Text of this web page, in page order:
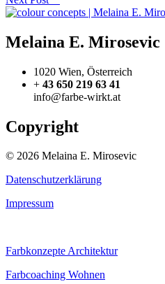
Melaina E. Mirosevic
1020 Wien, Österreich
+ 43 650 219 63 41
info@farbe-wirkt.at
Copyright
© 2026 Melaina E. Mirosevic
Datenschutzerklärung
Impressum
Farbkonzepte Architektur
Farbcoaching Wohnen